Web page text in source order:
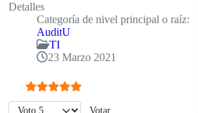
Detalles
Categoría de nivel principal o raíz:
AuditU
TI
23 Marzo 2021
Ratio:5/5
Por favor, vote